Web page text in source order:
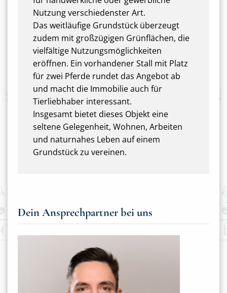
Nutzung verschiedenster Art.
Das weitläufige Grundstück überzeugt
zudem mit großzügigen Grünflächen, die
vielfältige Nutzungsmöglichkeiten
eröffnen. Ein vorhandener Stall mit Platz
für zwei Pferde rundet das Angebot ab
und macht die Immobilie auch für
Tierliebhaber interessant.
Insgesamt bietet dieses Objekt eine
seltene Gelegenheit, Wohnen, Arbeiten
und naturnahes Leben auf einem
Grundstück zu vereinen.
Dein Ansprechpartner bei uns